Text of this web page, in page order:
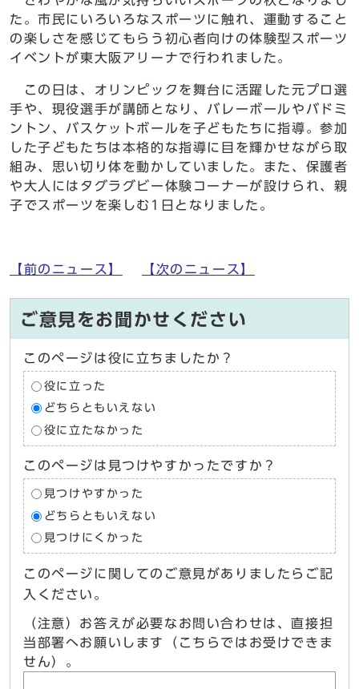
た。市民にいろいろなスポーツに触れ、運動すること
の楽しさを感じてもらう初心者向けの体験型スポーツ
イベントが東大阪アリーナで行われました。
この日は、オリンピックを舞台に活躍した元プロ選
手や、現役選手が講師となり、バレーボールやバドミ
ントン、バスケットボールを子どもたちに指導。参加
した子どもたちは本格的な指導に目を輝かせながら取
組み、思い切り体を動かしていました。また、保護者
や大人にはタグラグビー体験コーナーが設けられ、親
子でスポーツを楽しむ1日となりました。
【前のニュース】 【次のニュース】
ご意見をお聞かせください
このページは役に立ちましたか？
役に立った
どちらともいえない
役に立たなかった
このページは見つけやすかったですか？
見つけやすかった
どちらともいえない
見つけにくかった
このページに関してのご意見がありましたらご記
入ください。
（注意）お答えが必要なお問い合わせは、直接担
当部署へお願いします（こちらではお受けできま
せん）。